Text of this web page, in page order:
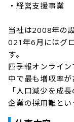
・経営支援事業
当社は2008年の
021年6月にはグ
す。
四季報オンライ
中で最も増収率が
「人口減少を成
企業の採用難とい